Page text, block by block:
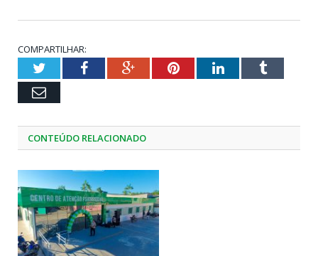
COMPARTILHAR:
TwitterFacebookGoogle+PinterestLinkedInTumblr
Email
CONTEÚDO RELACIONADO